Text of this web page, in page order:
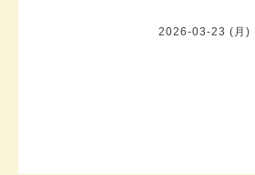
2026-03-23 (月)